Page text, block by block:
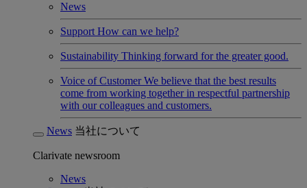
News
Support How can we help?
Sustainability Thinking forward for the greater good.
Voice of Customer We believe that the best results
come from working together in respectful partnership
with our colleagues and customers.
News 当社について
Clarivate newsroom
News